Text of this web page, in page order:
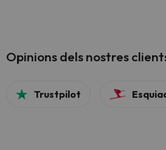
Opinions dels nostres
Trustpilot